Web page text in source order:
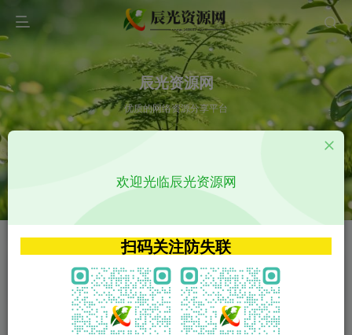
辰光资源网
优质的网络资源分享平台
VIP特权介绍 APP源码
VIP特权介绍
火
VIP特权介绍
影视源码
影视源码
欢迎光临辰光资源网
扫码关注防失联